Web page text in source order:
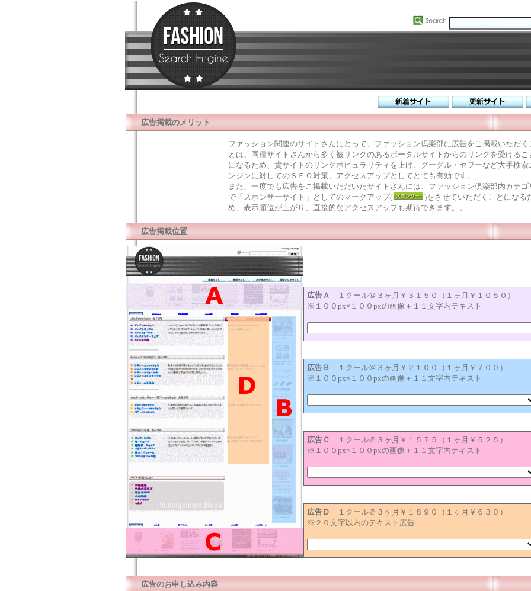
広告掲載のメリット
ファッション関連のサイトさんにとって、ファッション倶楽部に広告をご掲載いただく
とは、同種サイトさんから多く被リンクのあるポータルサイトからのリンクを受けるこ
になるため、貴サイトのリンクポピュラリティを上げ、グーグル・ヤフーなど大手検索
ンジンに対してのＳＥＯ対策、アクセスアップとしてとても有効です。
また、一度でも広告をご掲載いただいたサイトさんには、ファッション倶楽部内カテゴ
で「スポンサーサイト」としてのマークアップ(
)をさせていただくことになる
め、表示順位が上がり、直接的なアクセスアップも期待できます。。
広告掲載位置
広告Ａ
１クール＠３ヶ月￥３１５０（１ヶ月￥１０５０）
※１００px×１００pxの画像＋１１文字内テキスト
広告Ｂ
１クール＠３ヶ月￥２１００（１ヶ月￥７００）
※１００px×１００pxの画像＋１１文字内テキスト
広告Ｃ
１クール＠３ヶ月￥１５７５（１ヶ月￥５２５）
※１００px×１００pxの画像＋１１文字内テキスト
広告Ｄ
１クール＠３ヶ月￥１８９０（１ヶ月￥６３０）
※２０文字以内のテキスト広告
広告のお申し込み内容